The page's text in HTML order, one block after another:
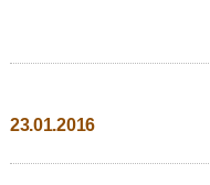
23.01.2016